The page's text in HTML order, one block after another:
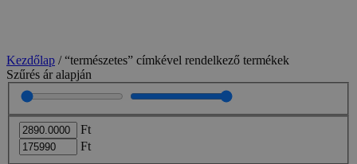
Kezdőlap / “természetes” címkével rendelkező termékek
Szűrés ár alapján
Ft
Ft